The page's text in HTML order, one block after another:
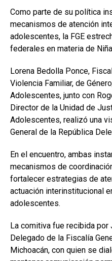
Como parte de su política
mecanismos de atención
adolescentes, la FGE
federales en materia de
Lorena Bedolla Ponce,
Violencia Familiar, de
Adolescentes, junto con
Director de la Unidad de
Adolescentes, realizó una
General de la República
En el encuentro, ambas
mecanismos de
fortalecer estrategias de
actuación interinstitucional
adolescentes.
La comitiva fue recibida por
Delegado de la Fiscalía
Michoacán, con quien se